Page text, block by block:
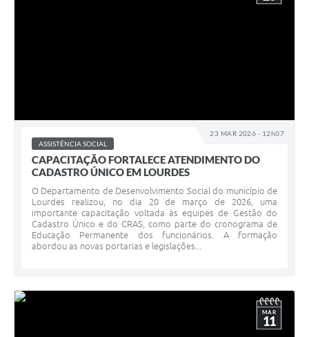
23 MAR 2026 - 12h07
ASSISTÊNCIA SOCIAL
CAPACITAÇÃO FORTALECE ATENDIMENTO DO
CADASTRO ÚNICO EM LOURDES
O Departamento de Desenvolvimento Social do município de
Lourdes realizou, no dia 20 de março de 2026, uma
importante capacitação voltada às equipes de Gestão do
Cadastro Único e do CRAS, como parte do cronograma de
Educação Permanente dos funcionários. A formação
abordou as novas portarias e legislações...
MAR
11